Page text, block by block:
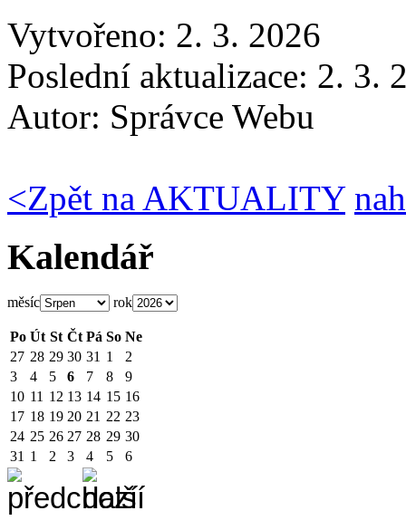
Vytvořeno: 2. 3. 2026
Poslední aktualizace: 2. 3.
Autor: Správce Webu
<Zpět na AKTUALITY
Kalendář
měsíc rok
Po Út St Čt Pá So Ne
27 28 29 30 31 1
2
3
4 5 6 7 8
9
10 11 12 13 14 15 16
17 18 19 20 21 22 23
24 25 26 27 28 29 30
31 1 2 3 4 5 6